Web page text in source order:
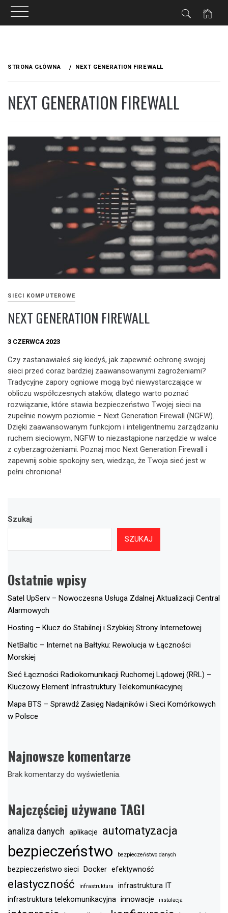
STRONA GŁÓWNA NEXT GENERATION FIREWALL
NEXT GENERATION FIREWALL
SIECI KOMPUTEROWE
NEXT GENERATION FIREWALL
3 CZERWCA 2023
Czy zastanawiałeś się kiedyś, jak zapewnić ochronę swojej
sieci przed coraz bardziej zaawansowanymi zagrożeniami?
Tradycyjne zapory ogniowe mogą być niewystarczające w
obliczu współczesnych ataków, dlatego warto poznać
rozwiązanie, które stawia bezpieczeństwo Twojej sieci na
zupełnie nowym poziomie – Next Generation Firewall (NGFW).
Dzięki zaawansowanym funkcjom i inteligentnemu zarządzaniu
ruchem sieciowym, NGFW to niezastąpione narzędzie w walce
z cyberzagrożeniami. Poznaj moc Next Generation Firewall i
zapewnij sobie spokojny sen, wiedząc, że Twoja sieć jest w
pełni chroniona!
Szukaj
SZUKAJ
Ostatnie wpisy
Satel UpServ – Nowoczesna Usługa Zdalnej Aktualizacji Central
Alarmowych
Hosting – Klucz do Stabilnej i Szybkiej Strony Internetowej
NetBaltic – Internet na Bałtyku: Rewolucja w Łączności
Morskiej
Sieć Łączności Radiokomunikacji Ruchomej Lądowej (RRL) –
Kluczowy Element Infrastruktury Telekomunikacyjnej
Mapa BTS – Sprawdź Zasięg Nadajników i Sieci Komórkowych
w Polsce
Najnowsze komentarze
Brak komentarzy do wyświetlenia.
Najczęściej używane TAGI
analiza danych aplikacje automatyzacja
bezpieczeństwo bezpieczeństwo danych
bezpieczeństwo sieci Docker efektywność
elastyczność infrastruktura
infrastruktura IT
infrastruktura telekomunikacyjna innowacje instalacja